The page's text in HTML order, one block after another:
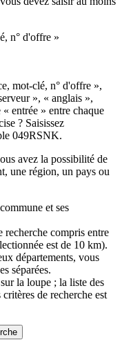
n° d'offre »
mot-clé, n° d'offre »,
», « anglais »,
entrée » entre chaque
? Saisissez
049RSNK.
avez la possibilité de
une région, un pays ou
et ses
recherche compris entre
est de 10 km).
départements, vous
séparées.
la loupe ; la liste des
de recherche est